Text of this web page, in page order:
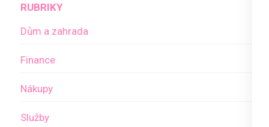
RUBRIKY
Dům a zahrada
Finance
Nákupy
Služby